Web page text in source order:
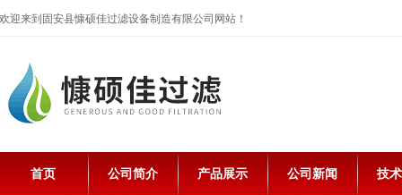
欢迎来到固安县慷硕佳过滤设备制造有限公司网站！
首页 公司简介 产品展示 公司新闻 技